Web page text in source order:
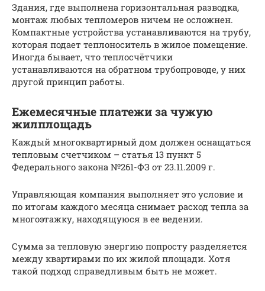
Здания, где выполнена горизонтальная разводка,
монтаж любых тепломеров ничем не осложнен.
Компактные устройства устанавливаются на трубу,
которая подает теплоноситель в жилое помещение.
Иногда бывает, что теплосчётчики
устанавливаются на обратном трубопроводе, у них
другой принцип работы.
Ежемесячные платежи за чужую
жилплощадь
Каждый многоквартирный дом должен оснащаться
тепловым счетчиком – статья 13 пункт 5
Федерального закона №261-ФЗ от 23.11.2009 г.
Управляющая компания выполняет это условие и
по итогам каждого месяца снимает расход тепла за
многоэтажку, находящуюся в ее ведении.
Сумма за тепловую энергию попросту разделяется
между квартирами по их жилой площади. Хотя
такой подход справедливым быть не может.